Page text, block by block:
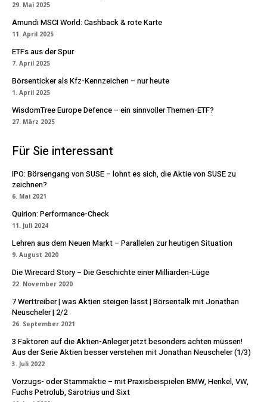
29. Mai 2025
Amundi MSCI World: Cashback & rote Karte
11. April 2025
ETFs aus der Spur
7. April 2025
Börsenticker als Kfz-Kennzeichen – nur heute
1. April 2025
WisdomTree Europe Defence – ein sinnvoller Themen-ETF?
27. März 2025
Für Sie interessant
IPO: Börsengang von SUSE – lohnt es sich, die Aktie von SUSE zu
zeichnen?
6. Mai 2021
Quirion: Performance-Check
11. Juli 2024
Lehren aus dem Neuen Markt – Parallelen zur heutigen Situation
9. August 2020
Die Wirecard Story – Die Geschichte einer Milliarden-Lüge
22. November 2020
7 Werttreiber | was Aktien steigen lässt | Börsentalk mit Jonathan
Neuscheler | 2/2
26. September 2021
3 Faktoren auf die Aktien-Anleger jetzt besonders achten müssen!
Aus der Serie Aktien besser verstehen mit Jonathan Neuscheler (1/3)
3. Juli 2022
Vorzugs- oder Stammaktie – mit Praxisbeispielen BMW, Henkel, VW,
Fuchs Petrolub, Sarotrius und Sixt